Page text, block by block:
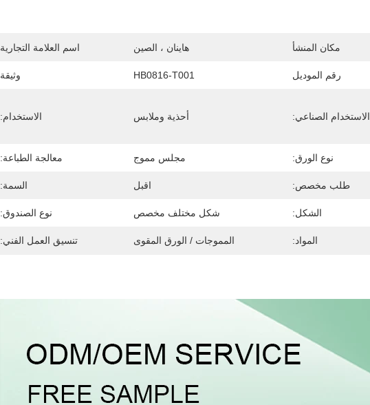
مكان المنشأ هاينان ، الصين اسم العلامة التجارية
رقم الموديل HB0816-T001 وثيقة
الاستخدام الصناعي: أحذية وملابس الاستخدام:
نوع الورق: مجلس مموج معالجة الطباعة:
طلب مخصص: اقبل السمة:
الشكل: شكل مختلف مخصص نوع الصندوق:
المواد: المموجات / الورق المقوى تنسيق العمل الفني: